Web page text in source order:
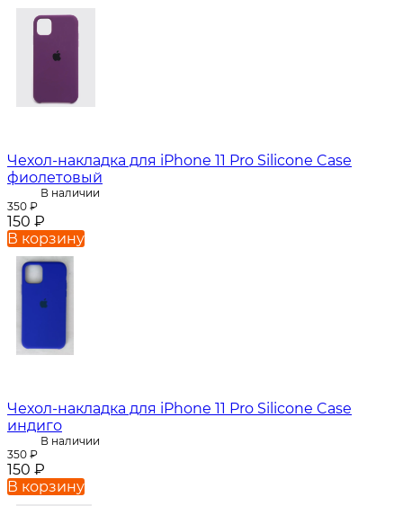
Чехол-накладка для iPhone 11 Pro Silicone Case
фиолетовый
В наличии
350 ₽
150 ₽
В корзину
Чехол-накладка для iPhone 11 Pro Silicone Case
индиго
В наличии
350 ₽
150 ₽
В корзину